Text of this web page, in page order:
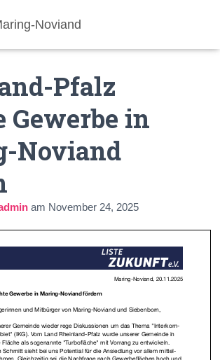
Noviand
Pfalz
Gewerbe in
Noviand
am November 24, 2025